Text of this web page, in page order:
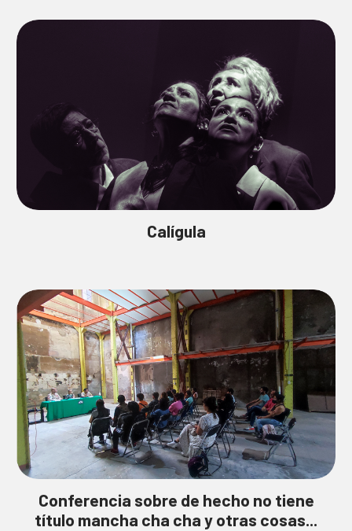
Calígula
Conferencia sobre de hecho no tiene
título mancha cha cha y otras cosas...